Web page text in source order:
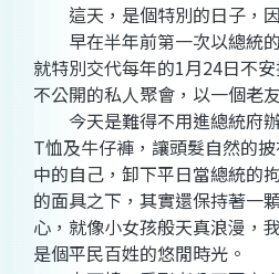
這天，是個特別的日子，因
早在半年前第一次以總統
就特別交代每年的1月24日不
不公開的私人聚會，以一個老
今天是難得不用進總統府
T恤及牛仔褲，讓頭髮自然的
中的自己，卸下平日當總統的
的面具之下，其實還保持著一
心，就像小女孩般天真浪漫，
是個平民百姓的悠閒時光。